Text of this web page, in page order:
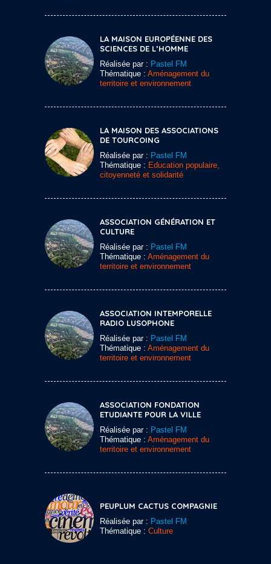
LA MAISON EUROPÉENNE DES
SCIENCES DE L’HOMME
Réalisée par : Pastel FM
Thématique : Aménagement du
territoire et environnement
LA MAISON DES ASSOCIATIONS
DE TOURCOING
Réalisée par : Pastel FM
Thématique : Education populaire,
citoyenneté et solidarité
ASSOCIATION GÉNÉRATION ET
CULTURE
Réalisée par : Pastel FM
Thématique : Aménagement du
territoire et environnement
ASSOCIATION INTEMPORELLE
RADIO LUSOPHONE
Réalisée par : Pastel FM
Thématique : Aménagement du
territoire et environnement
ASSOCIATION FONDATION
ETUDIANTE POUR LA VILLE
Réalisée par : Pastel FM
Thématique : Aménagement du
territoire et environnement
PEUPLUM CACTUS COMPAGNIE
Réalisée par : Pastel FM
Thématique : Culture